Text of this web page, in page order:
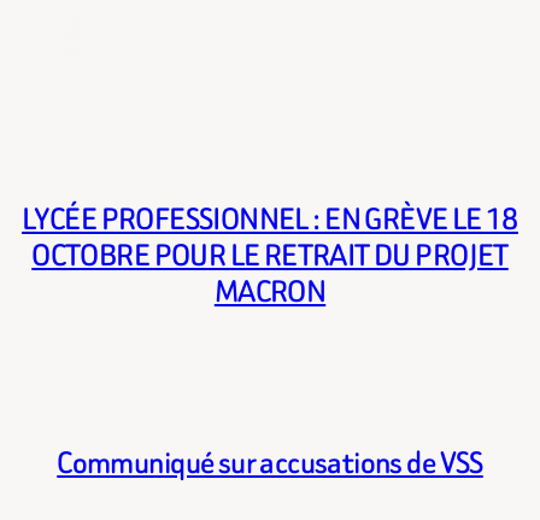
LYCÉE PROFESSIONNEL : EN GRÈVE LE 18
OCTOBRE POUR LE RETRAIT DU PROJET
MACRON
Communiqué sur accusations de VSS